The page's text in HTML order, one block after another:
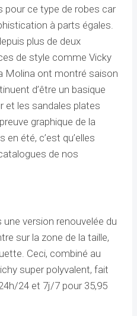
pour ce type de robes car
à parts égales.
plus de deux
de style comme Vicky
Molina ont montré saison
d’être un basique
et les sandales plates
graphique de la
été, c’est qu’elles
de nos
version renouvelée du
sur la zone de la taille,
Ceci, combiné au
super polyvalent, fait
24 et 7j/7 pour 35,95